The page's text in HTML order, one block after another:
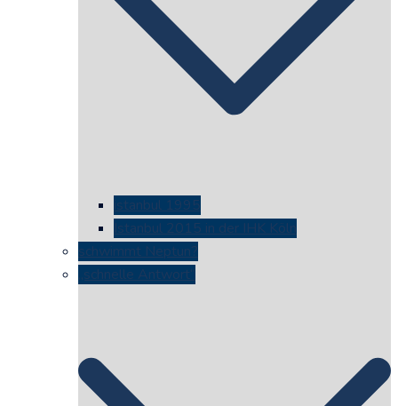
istanbul 1995
Istanbul 2015 in der IHK Köln
schwimmt Neptun?
„schnelle Antwort“